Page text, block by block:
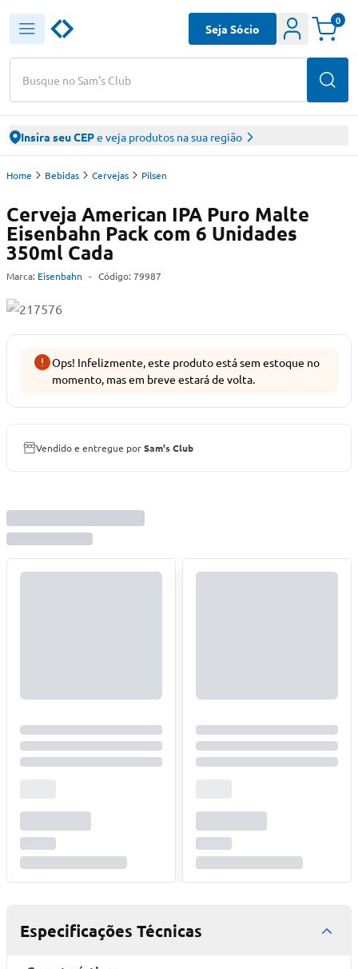
Busque no Sam's Club
Seja Sócio
0
Insira seu CEPe veja produtos na sua região
Home Bebidas Cervejas Pilsen
Cerveja American IPA Puro Malte
Eisenbahn Pack com 6 Unidades
350ml Cada
Marca: Eisenbahn - Código: 79987
Ops! Infelizmente, este produto está sem estoque no
momento, mas em breve estará de volta.
Vendido e entregue porSam's Club
Especificações Técnicas